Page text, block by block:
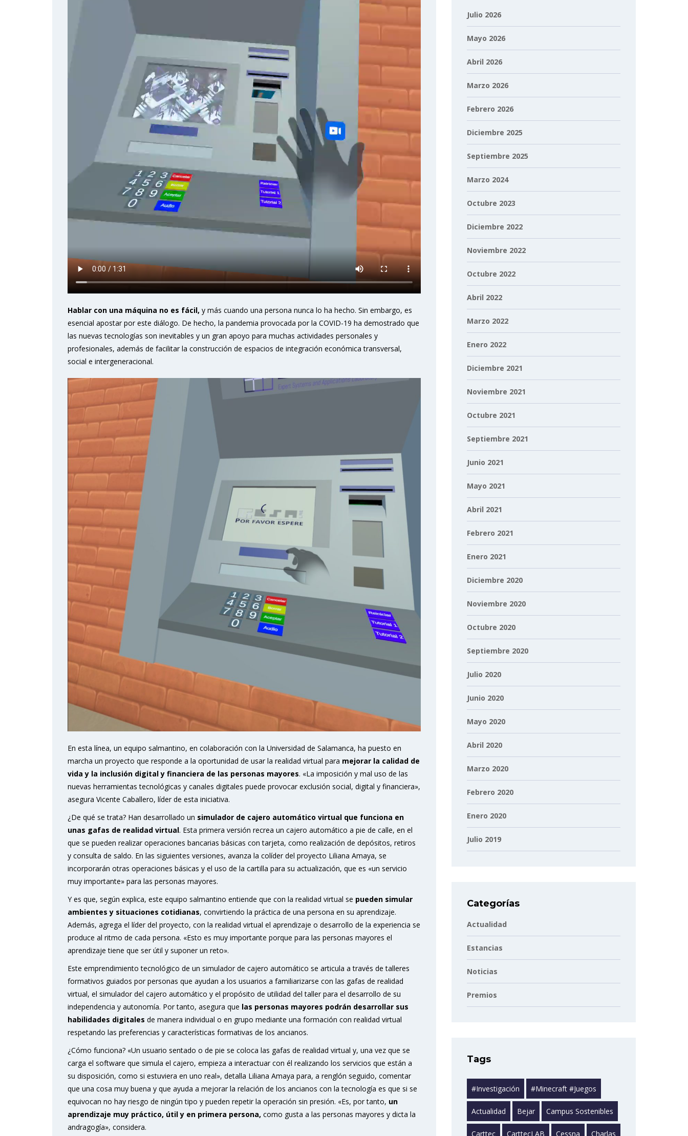
Hablar con una máquina no es fácil, y más cuando una persona nunca lo ha hecho. Sin embargo, es
esencial apostar por este diálogo. De hecho, la pandemia provocada por la COVID-19 ha demostrado que
las nuevas tecnologías son inevitables y un gran apoyo para muchas actividades personales y
profesionales, además de facilitar la construcción de espacios de integración económica transversal,
social e intergeneracional.
En esta línea, un equipo salmantino, en colaboración con la Universidad de Salamanca, ha puesto en
marcha un proyecto que responde a la oportunidad de usar la realidad virtual para mejorar la calidad de
vida y la inclusión digital y financiera de las personas mayores. «La imposición y mal uso de las
nuevas herramientas tecnológicas y canales digitales puede provocar exclusión social, digital y financiera»,
asegura Vicente Caballero, líder de esta iniciativa.
¿De qué se trata? Han desarrollado un simulador de cajero automático virtual que funciona en
unas gafas de realidad virtual. Esta primera versión recrea un cajero automático a pie de calle, en el
que se pueden realizar operaciones bancarias básicas con tarjeta, como realización de depósitos, retiros
y consulta de saldo. En las siguientes versiones, avanza la colíder del proyecto Liliana Amaya, se
incorporarán otras operaciones básicas y el uso de la cartilla para su actualización, que es «un servicio
muy importante» para las personas mayores.
Y es que, según explica, este equipo salmantino entiende que con la realidad virtual se pueden simular
ambientes y situaciones cotidianas, convirtiendo la práctica de una persona en su aprendizaje.
Además, agrega el líder del proyecto, con la realidad virtual el aprendizaje o desarrollo de la experiencia se
produce al ritmo de cada persona. «Esto es muy importante porque para las personas mayores el
aprendizaje tiene que ser útil y suponer un reto».
Este emprendimiento tecnológico de un simulador de cajero automático se articula a través de talleres
formativos guiados por personas que ayudan a los usuarios a familiarizarse con las gafas de realidad
virtual, el simulador del cajero automático y el propósito de utilidad del taller para el desarrollo de su
independencia y autonomía. Por tanto, asegura que las personas mayores podrán desarrollar sus
habilidades digitales de manera individual o en grupo mediante una formación con realidad virtual
respetando las preferencias y características formativas de los ancianos.
¿Cómo funciona? «Un usuario sentado o de pie se coloca las gafas de realidad virtual y, una vez que se
carga el software que simula el cajero, empieza a interactuar con él realizando los servicios que están a
su disposición, como si estuviera en uno real», detalla Liliana Amaya para, a renglón seguido, comentar
que una cosa muy buena y que ayuda a mejorar la relación de los ancianos con la tecnología es que si se
equivocan no hay riesgo de ningún tipo y pueden repetir la operación sin presión. «Es, por tanto, un
aprendizaje muy práctico, útil y en primera persona, como gusta a las personas mayores y dicta la
andragogía», considera.
Julio 2026
Mayo 2026
Abril 2026
Marzo 2026
Febrero 2026
Diciembre 2025
Septiembre 2025
Marzo 2024
Octubre 2023
Diciembre 2022
Noviembre 2022
Octubre 2022
Abril 2022
Marzo 2022
Enero 2022
Diciembre 2021
Noviembre 2021
Octubre 2021
Septiembre 2021
Junio 2021
Mayo 2021
Abril 2021
Febrero 2021
Enero 2021
Diciembre 2020
Noviembre 2020
Octubre 2020
Septiembre 2020
Julio 2020
Junio 2020
Mayo 2020
Abril 2020
Marzo 2020
Febrero 2020
Enero 2020
Julio 2019
Categorías
Actualidad
Estancias
Noticias
Premios
Tags
#investigación #minecraft #juegos
Actualidad Bejar Campus Sostenibles
Carttec CarttecLAB Cessna Charlas